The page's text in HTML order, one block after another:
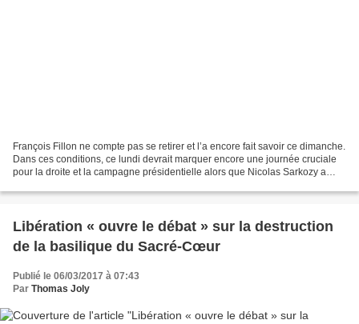
François Fillon ne compte pas se retirer et l’a encore fait savoir ce dimanche.
Dans ces conditions, ce lundi devrait marquer encore une journée cruciale
pour la droite et la campagne présidentielle alors que Nicolas Sarkozy a
Libération « ouvre le débat » sur la destruction
de la basilique du Sacré-Cœur
Publié le 06/03/2017 à 07:43
Par Thomas Joly